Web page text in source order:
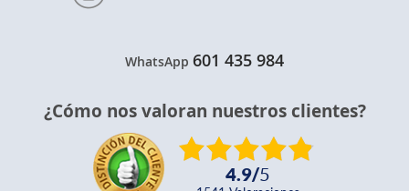
WhatsApp 601 435 984
¿Cómo nos valoran nuestros clientes?
4.9/5